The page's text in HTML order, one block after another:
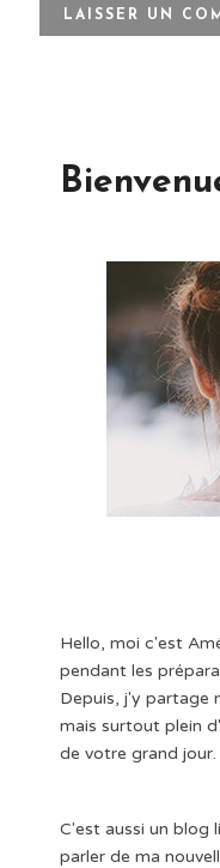
Hello, moi c'est
pendant les
Depuis, j'y partage
mais surtout plein
de votre grand jour.
C'est aussi un blog
parler de ma